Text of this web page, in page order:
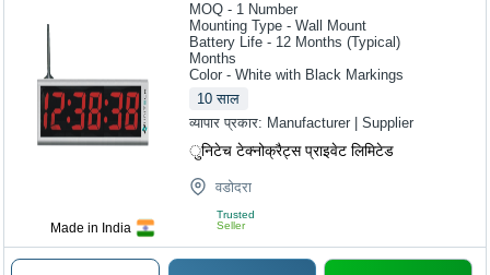
Made in India
MOQ - 1 Number
Mounting Type - Wall Mount
Battery Life - 12 Months (Typical)
Months
Color - White with Black Markings
10 साल
व्यापार प्रकार: Manufacturer | Supplier
ुनिटेच टेक्नोक्रैट्स प्राइवेट लिमिटेड
वडोदरा
Trusted
Seller